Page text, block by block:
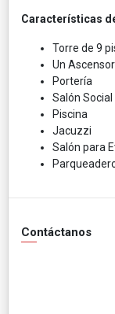
Características
Torre de 9
Un Ascensor
Portería
Salón Social
Piscina
Jacuzzi
Salón para
Contáctanos